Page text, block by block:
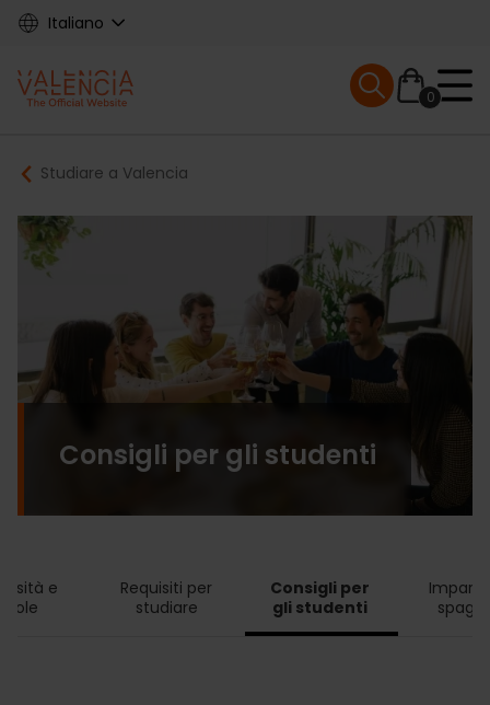
Skip
content
Italiano
Main
navigation
0
Mobile menu
Breadcrumb
Studiare a Valencia
Consigli per gli studenti
e
Requisiti per
studiare
Consigli per
gli studenti